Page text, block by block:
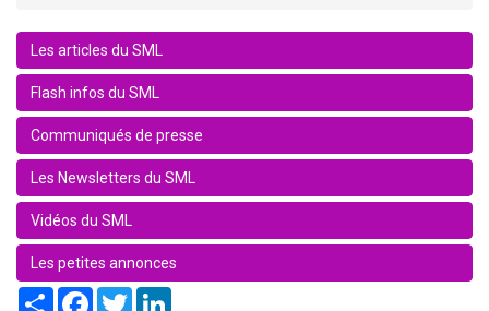
Les articles du SML
Flash infos du SML
Communiqués de presse
Les Newsletters du SML
Vidéos du SML
Les petites annonces
Share FacebookTwitter